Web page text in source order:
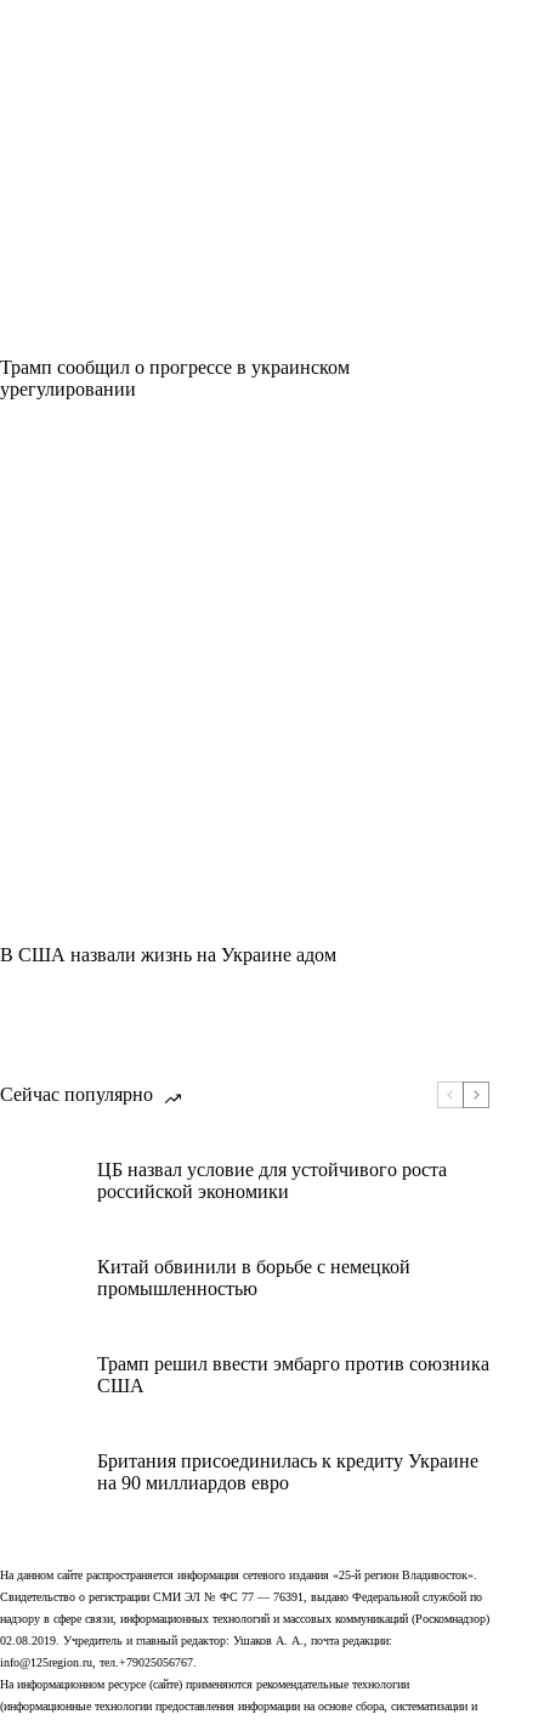
Трамп сообщил о прогрессе в украинском
урегулировании
В США назвали жизнь на Украине адом
Сейчас популярно
ЦБ назвал условие для устойчивого роста
российской экономики
Китай обвинили в борьбе с немецкой
промышленностью
Трамп решил ввести эмбарго против союзника
США
Британия присоединилась к кредиту Украине
на 90 миллиардов евро
На данном сайте распространяется информация сетевого издания «25-й регион Владивосток».
Свидетельство о регистрации СМИ ЭЛ № ФС 77 — 76391, выдано Федеральной службой по
надзору в сфере связи, информационных технологий и массовых коммуникаций (Роскомнадзор)
02.08.2019. Учредитель и главный редактор: Ушаков А. А., почта редакции:
info@125region.ru, тел.+79025056767.
На информационном ресурсе (сайте) применяются рекомендательные технологии
(информационные технологии предоставления информации на основе сбора, систематизации и